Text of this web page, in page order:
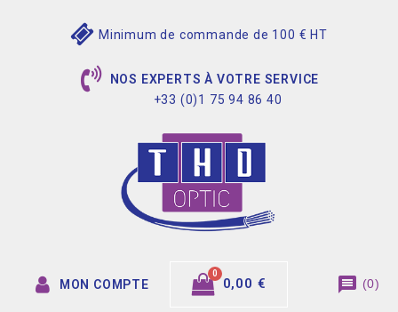
Minimum de commande de 100 € HT
NOS EXPERTS À VOTRE SERVICE
+33 (0)1 75 94 86 40
MON COMPTE 0,00 € message (0)